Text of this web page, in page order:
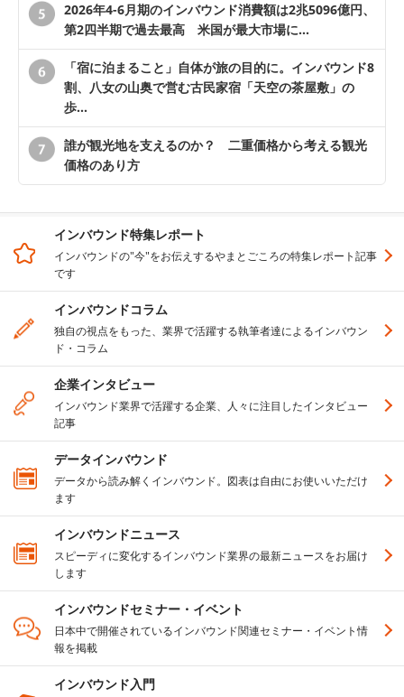
2026年4-6月期のインバウンド消費額は2兆5096億円、
第2四半期で過去最高 米国が最大市場に…
「宿に泊まること」自体が旅の目的に。インバウンド8
割、八女の山奥で営む古民家宿「天空の茶屋敷」の
歩…
誰が観光地を支えるのか？ 二重価格から考える観光
価格のあり方
インバウンド特集レポート
インバウンドの"今"をお伝えするやまとごころの特集レポート記事
です
インバウンドコラム
独自の視点をもった、業界で活躍する執筆者達によるインバウン
ド・コラム
企業インタビュー
インバウンド業界で活躍する企業、人々に注目したインタビュー
記事
データインバウンド
データから読み解くインバウンド。図表は自由にお使いいただけ
ます
インバウンドニュース
スピーディに変化するインバウンド業界の最新ニュースをお届け
します
インバウンドセミナー・イベント
日本中で開催されているインバウンド関連セミナー・イベント情
報を掲載
インバウンド入門